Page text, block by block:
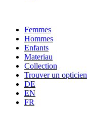
Femmes
Hommes
Enfants
Materiau
Collection
Trouver un opticien
DE
EN
FR